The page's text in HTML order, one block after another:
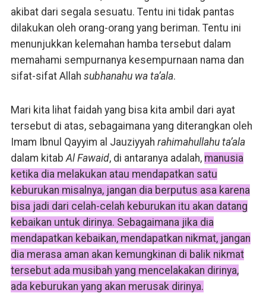
akibat dari segala sesuatu. Tentu ini tidak pantas
dilakukan oleh orang-orang yang beriman. Tentu ini
menunjukkan kelemahan hamba tersebut dalam
memahami sempurnanya kesempurnaan nama dan
sifat-sifat Allah subhanahu wa ta’ala.
Mari kita lihat faidah yang bisa kita ambil dari ayat
tersebut di atas, sebagaimana yang diterangkan oleh
Imam Ibnul Qayyim al Jauziyyah rahimahullahu ta’ala
dalam kitab Al Fawaid, di antaranya adalah, manusia
ketika dia melakukan atau mendapatkan satu
keburukan misalnya, jangan dia berputus asa karena
bisa jadi dari celah-celah keburukan itu akan datang
kebaikan untuk dirinya. Sebagaimana jika dia
mendapatkan kebaikan, mendapatkan nikmat, jangan
dia merasa aman akan kemungkinan di balik nikmat
tersebut ada musibah yang mencelakakan dirinya,
ada keburukan yang akan merusak dirinya.